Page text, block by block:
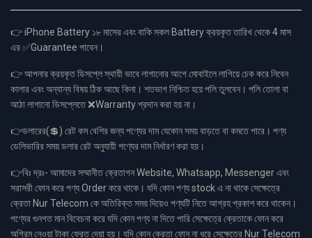
👉 iPhone Battery ১৮ মাসের এবং বাকি সকল Battery ক্রয়কৃত তারিখ থেকে 4 মাস
এর ✅Guarantee পাবেন।
👉 আপনার ক্রয়কৃত ডিসপ্লে স্থায়ী ভাবে লাগানোর আগে মোবাইলে লাগিয়ে চেক করে নিবেন
কালার এবং অন্যান্য বিষয় ঠিক আছে কিনা। শতভাগ নিশ্চিত হয়ে পলি তুলবেন। পলি তোলা বা
আঠা লাগানো ডিসপ্লেতে ❌Warranty প্রদান করা হয় না।
👉ডলারের(💲) রেট কম বেশির জন্য পণ্যের দাম যেকোন সময় বাড়তে বা কমতে পারে। পণ্য
ডেলিভারির সময় ডলার রেট অনুযায়ী পণ্যের দাম নির্ধারণ করা হয়।
👉বিঃ দ্রঃ- আমাদের সম্মানীত ক্রেতাগন Website, Whatsapp, Messenger এবং
সরাসরী ফোন করে পণ্য Order করে থাকে। যদি কোন পণ্য stock এ না থাকে সেক্ষেত্রে
ক্রেতা Nur Telecom কে অতিরিক্ত সময় দিয়েও পণ্যটি নিতে আগ্রহ প্রকাশ করে থাকেন।
পণ্যের গুনগত মান বিবেচনা করে যদি কোন পণ্য না দিতে পারি সেক্ষেত্রে ক্রেতাকে ফোন করে
অগ্রিম নেওয়া টাকা ফেরত দেয়া হয়। যদি কোন ক্রেতা ফোন না ধরে সেক্ষেত্রে Nur Telecom